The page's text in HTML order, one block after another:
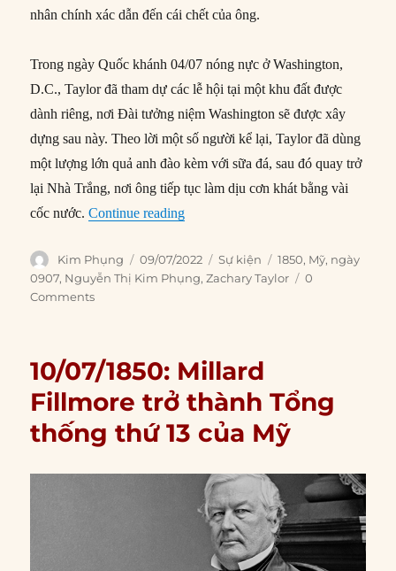
nhân chính xác dẫn đến cái chết của ông.
Trong ngày Quốc khánh 04/07 nóng nực ở Washington,
D.C., Taylor đã tham dự các lễ hội tại một khu đất được
dành riêng, nơi Đài tưởng niệm Washington sẽ được xây
dựng sau này. Theo lời một số người kể lại, Taylor đã dùng
một lượng lớn quả anh đào kèm với sữa đá, sau đó quay trở
lại Nhà Trắng, nơi ông tiếp tục làm dịu cơn khát bằng vài
cốc nước.Continue reading“09/07/1850: Tổng thống Zachary
Author
Kim Phụng
Posted
on
09/07/2022 Categories
Sự kiện Tags
1850, Mỹ, ngày
0907, Nguyễn Thị Kim Phụng,Zachary Taylor
0
Comments
10/07/1850: Millard
Fillmore trở thành Tổng
thống thứ 13 của Mỹ